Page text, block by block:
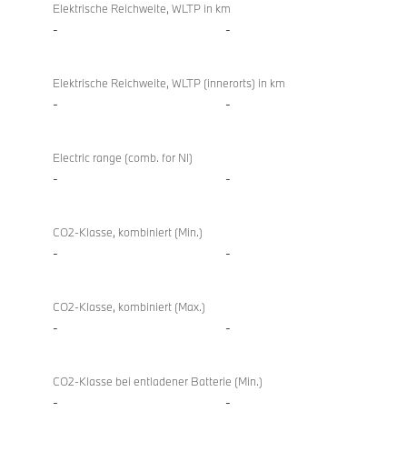
Elektrische Reichweite, WLTP in km
- -
Elektrische Reichweite, WLTP (innerorts) in km
- -
Electric range (comb. for NI)
- -
CO2-Klasse, kombiniert (Min.)
- -
CO2-Klasse, kombiniert (Max.)
- -
CO2-Klasse bei entladener Batterie (Min.)
- -